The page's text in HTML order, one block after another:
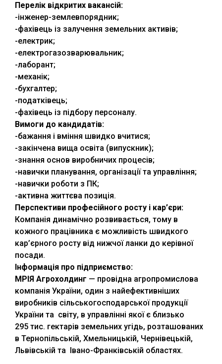
Перелік відкритих вакансій:
-інженер-землевпорядник;
-фахівець із залучення земельних активів;
-електрик;
-електрогазозварювальник;
-лаборант;
-механік;
-бухгалтер;
-податківець;
-фахівець із підбору персоналу.
Вимоги до кандидатів:
-бажання і вміння швидко вчитися;
-закінчена вища освіта (випускник);
-знання основ виробничих процесів;
-навички планування, організації та управління;
-навички роботи з ПК;
-активна життєва позиція.
Перспективи професійного росту і кар’єри:
Компанія динамічно розвивається, тому в
кожного працівника є можливість швидкого
кар’єрного росту від нижчої ланки до керівної
посади.
Інформація про підприємство:
МРІЯ Агрохолдинг — провідна агропромислова
компанія України, один з найефективніших
виробників сільськогосподарської продукції
України та світу, в управлінні якої є близько
295 тис. гектарів земельних угідь, розташованих
в Тернопільській, Хмельницькій, Чернівецькій,
Львівській та Івано-Франківській областях.